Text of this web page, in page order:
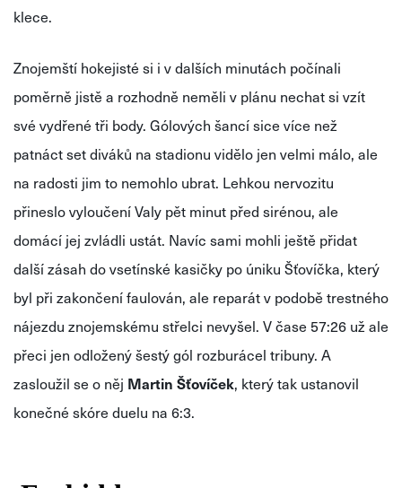
klece.
Znojemští hokejisté si i v dalších minutách počínali
poměrně jistě a rozhodně neměli v plánu nechat si vzít
své vydřené tři body. Gólových šancí sice více než
patnáct set diváků na stadionu vidělo jen velmi málo, ale
na radosti jim to nemohlo ubrat. Lehkou nervozitu
přineslo vyloučení Valy pět minut před sirénou, ale
domácí jej zvládli ustát. Navíc sami mohli ještě přidat
další zásah do vsetínské kasičky po úniku Šťovíčka, který
byl při zakončení faulován, ale reparát v podobě trestného
nájezdu znojemskému střelci nevyšel. V čase 57:26 už ale
přeci jen odložený šestý gól rozburácel tribuny. A
zasloužil se o něj Martin Šťovíček, který tak ustanovil
konečné skóre duelu na 6:3.